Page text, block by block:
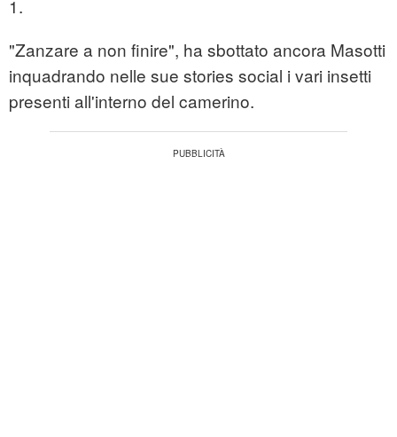
1.
"Zanzare a non finire", ha sbottato ancora Masotti
inquadrando nelle sue stories social i vari insetti
presenti all'interno del camerino.